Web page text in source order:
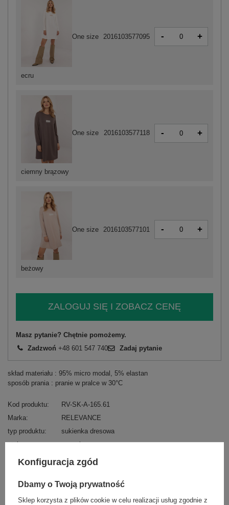
ecru
One size 2016103577095 - +
ciemny brązowy
One size 2016103577118 - +
beżowy
One size 2016103577101 - +
ZALOGUJ SIĘ I ZOBACZ CENĘ
Masz pytanie? Chętnie pomożemy.
Zadzwoń +48 601 547 740 Zadaj pytanie
skład materiału : 95% micro modal, 5% elastan
sposób prania : pranie w pralce w 30°C
Kod produktu
RV-SK-A-165.61
Marka
RELEVANCE
typ produktu
sukienka dresowa
styl
casual
okazja
codzienne
dominujący
Konfiguracja zgód
Dbamy o Twoją prywatność
Sklep korzysta z plików cookie w celu realizacji usług zgodnie z